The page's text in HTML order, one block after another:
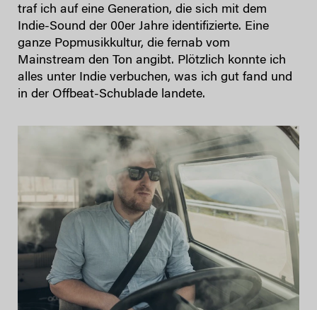
traf ich auf eine Generation, die sich mit dem
Indie-Sound der 00er Jahre identifizierte. Eine
ganze Popmusikkultur, die fernab vom
Mainstream den Ton angibt. Plötzlich konnte ich
alles unter Indie verbuchen, was ich gut fand und
in der Offbeat-Schublade landete.